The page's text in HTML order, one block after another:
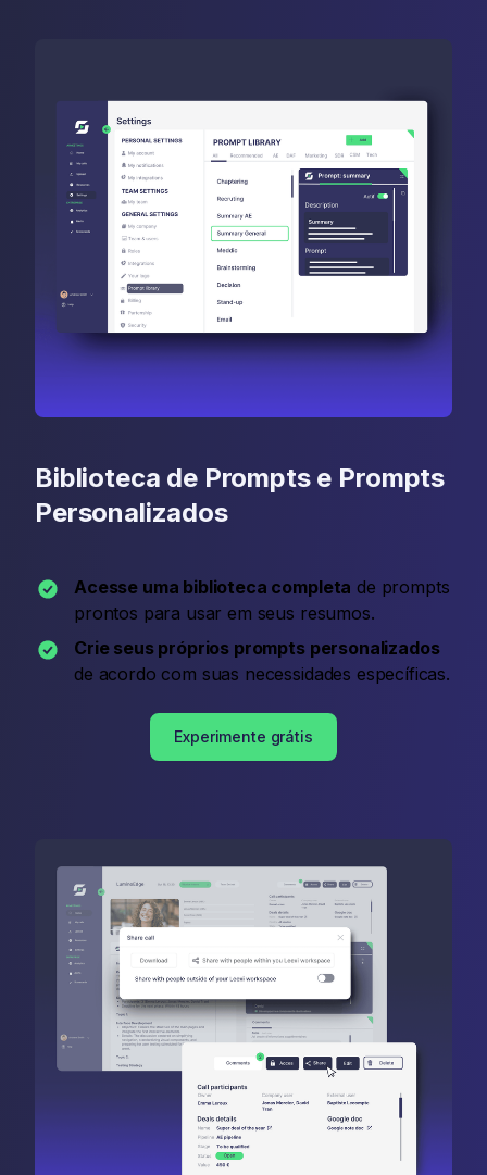
Biblioteca de Prompts e Prompts
Personalizados
Acesse uma biblioteca completa de prompts
prontos para usar em seus resumos.
Crie seus próprios prompts personalizados
de acordo com suas necessidades específicas.
Experimente grátis